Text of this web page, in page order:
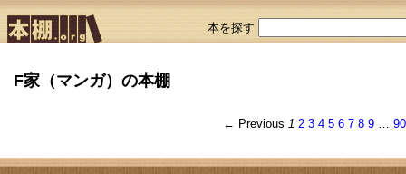
本を探す
F家（マンガ）の本棚
← Previous 1 2 3 4 5 6 7 8 9 90